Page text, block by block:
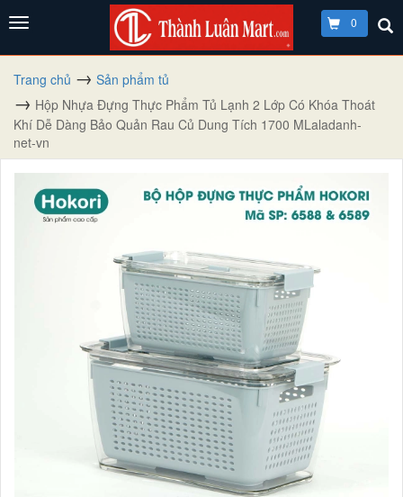
0
Trang chủ
Sản phẩm tủ
Hộp Nhựa Đựng Thực Phẩm Tủ Lạnh 2 Lớp Có Khóa Thoát
Khí Dễ Dàng Bảo Quản Rau Củ Dung Tích 1700 MLaladanh-
net-vn